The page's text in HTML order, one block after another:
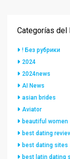
Categorías del
! Без рубрики
2024
2024news
AI News
asian brides
Aviator
beautiful women
best dating
best dating sites
best latin dating